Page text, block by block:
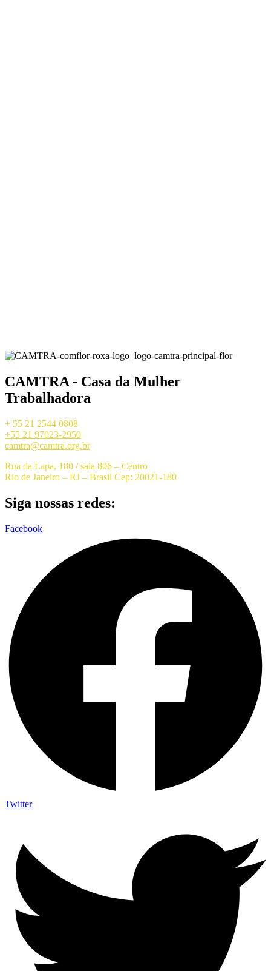
CAMTRA - Casa da Mulher
Trabalhadora
+ 55 21 2544 0808
+55 21 97023-2950
camtra@camtra.org.br
Rua da Lapa, 180 / sala 806 – Centro
Rio de Janeiro – RJ – Brasil Cep: 20021-180
Siga nossas redes:
Facebook
Twitter